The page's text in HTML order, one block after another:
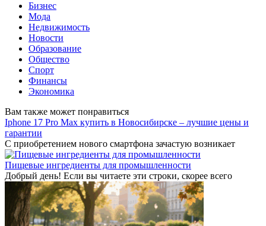
Бизнес
Мода
Недвижимость
Новости
Образование
Общество
Спорт
Финансы
Экономика
Вам также может понравиться
Iphone 17 Pro Max купить в Новосибирске – лучшие цены и
гарантии
С приобретением нового смартфона зачастую возникает
Пищевые ингредиенты для промышленности
Добрый день! Если вы читаете эти строки, скорее всего